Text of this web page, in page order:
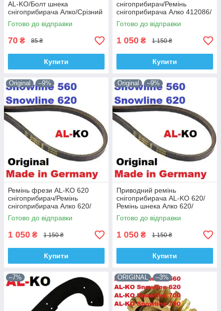
AL-KO/Болт шнека
снігоприбирача Алко/Срізний
гвинт для Алко/Больт +
штифт для AL-KO
Готово до відправки
70 ₴ 85 ₴
Купити
снігоприбирач/Ремінь
снігоприбирача Алко 412086/
Приводний ремінь фрез Алко
560
Готово до відправки
1 050 ₴ 1 150 ₴
Купити
Original –9%
Ремінь фрези AL-KO 620
снігоприбирач/Ремінь
снігоприбирача Алко 620/
Приводний ремінь фрез Алко
620
Готово до відправки
1 050 ₴ 1 150 ₴
Купити
Original –9%
Приводний ремінь
снігоприбирача AL-KO 620/
Ремінь шнека Алко 620/
Ремінь фрез снігоприбирача
Ал-ко 620
Готово до відправки
1 050 ₴ 1 150 ₴
Купити
–7% ORIGINAL –3%